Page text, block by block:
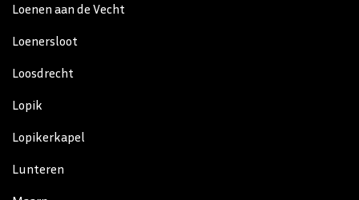
Loenen aan de Vecht
Loenersloot
Loosdrecht
Lopik
Lopikerkapel
Lunteren